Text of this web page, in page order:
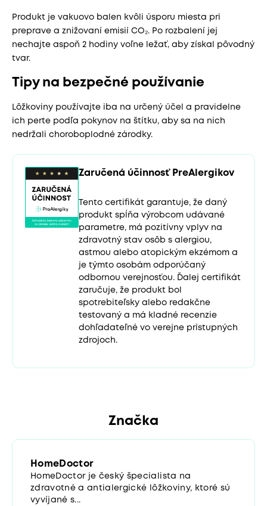
Produkt je vakuovo balen kvôli úsporu miesta pri
preprave a znižovaní emisií CO₂. Po rozbalení jej
nechajte aspoň 2 hodiny voľne ležať, aby získal pôvodný
tvar.
Tipy na bezpečné používanie
Lôžkoviny používajte iba na určený účel a pravidelne
ich perte podľa pokynov na štítku, aby sa na nich
nedržali choroboplodné zárodky.
Zaručená účinnosť PreAlergikov
Tento certifikát garantuje, že daný
produkt spĺňa výrobcom udávané
parametre, má pozitívny vplyv na
zdravotný stav osôb s alergiou,
astmou alebo atopickým ekzémom a
je týmto osobám odporúčaný
odbornou verejnosťou. Ďalej certifikát
zaručuje, že produkt bol
spotrebiteľsky alebo redakčne
testovaný a má kladné recenzie
dohľadateľné vo verejne prístupných
zdrojoch.
Značka
HomeDoctor
HomeDoctor je český špecialista na
zdravotné a antialergické lôžkoviny, ktoré sú
vyvíjané s...